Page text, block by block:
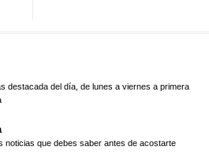
destacada del día, de lunes a viernes a primera
noticias que debes saber antes de acostarte